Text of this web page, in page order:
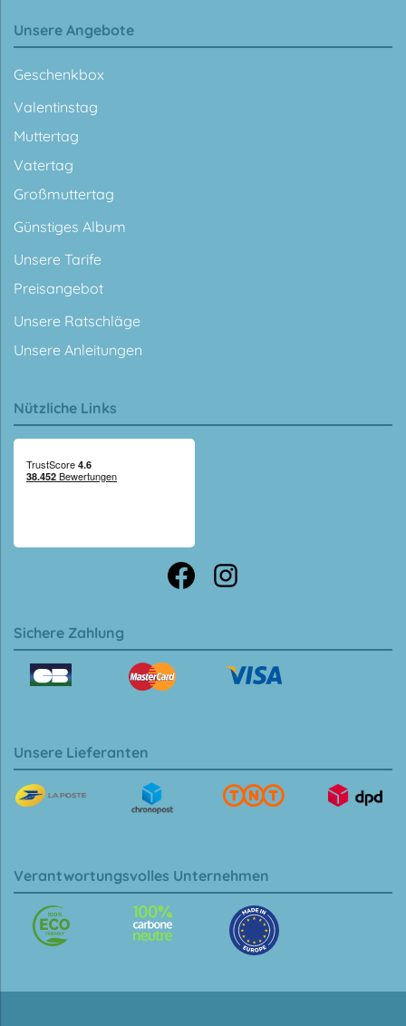
Unsere Angebote
Geschenkbox
Valentinstag
Muttertag
Vatertag
Großmuttertag
Günstiges Album
Unsere Tarife
Preisangebot
Unsere Ratschläge
Unsere Anleitungen
Nützliche Links
Sichere Zahlung
Unsere Lieferanten
Verantwortungsvolles Unternehmen